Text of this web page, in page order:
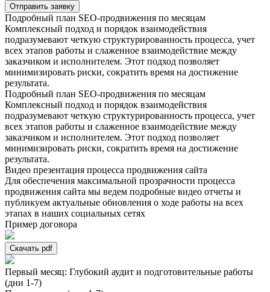
Отправить заявку
Подробный план SEO-продвижения по месяцам
Комплексный подход и порядок взаимодействия
подразумевают четкую структурированность процесса, учет
всех этапов работы и слаженное взаимодействие между
заказчиком и исполнителем. Этот подход позволяет
минимизировать риски, сократить время на достижение
результата.
Подробный план SEO-продвижения по месяцам
Комплексный подход и порядок взаимодействия
подразумевают четкую структурированность процесса, учет
всех этапов работы и слаженное взаимодействие между
заказчиком и исполнителем. Этот подход позволяет
минимизировать риски, сократить время на достижение
результата.
Видео презентация процесса продвижения сайта
Для обеспечения максимальной прозрачности процесса
продвижения сайта мы ведем подробные видео отчеты и
публикуем актуальные обновления о ходе работы на всех
этапах в наших социальных сетях
Пример договора
Скачать pdf
Первый месяц: Глубокий аудит и подготовительные работы
(дни 1-7)